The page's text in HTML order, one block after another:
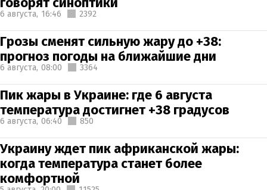
6 августа, 16:46 2392
Грозы сменят сильную жару до +38:
прогноз погоды на ближайшие дни
6 августа, 08:00 3364
Пик жары в Украине: где 6 августа
температура достигнет +38 градусов
6 августа, 06:40 850
Украину ждет пик африканской жары:
когда температура станет более
комфортной